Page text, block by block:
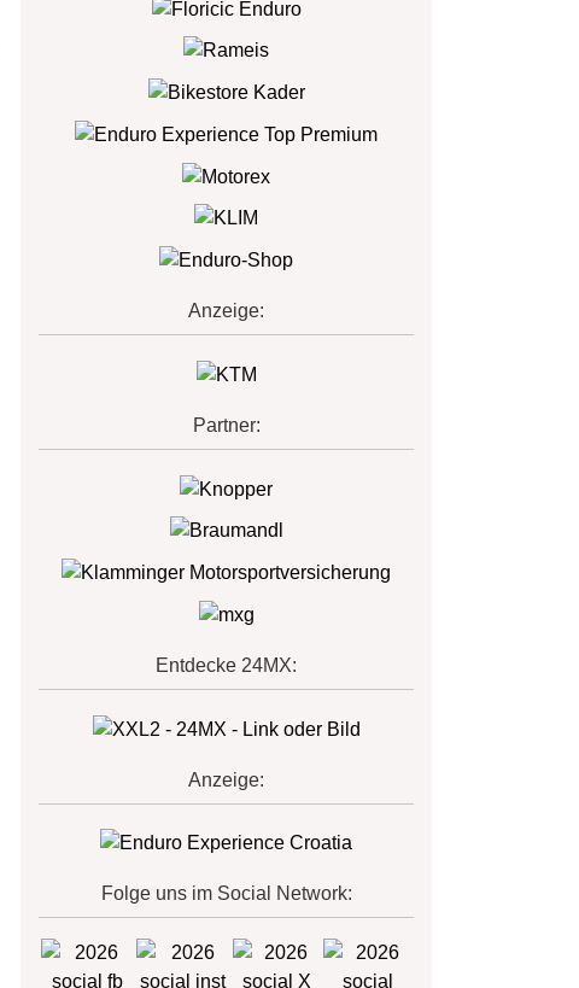
Anzeige:
Partner:
Entdecke 24MX:
Anzeige:
Folge uns im Social Network: